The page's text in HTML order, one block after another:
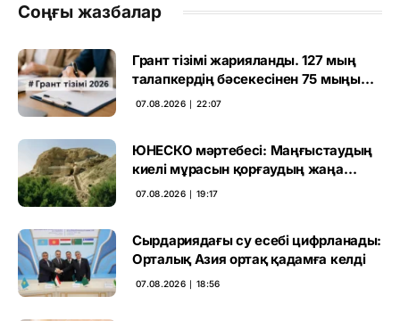
Соңғы жазбалар
Грант тізімі жарияланды. 127 мың
талапкердің бәсекесінен 75 мыңы
өтті
07.08.2026 ∣ 22:07
ЮНЕСКО мәртебесі: Маңғыстаудың
киелі мұрасын қорғаудың жаңа
кезеңі басталды
07.08.2026 ∣ 19:17
Сырдариядағы су есебі цифрланады:
Орталық Азия ортақ қадамға келді
07.08.2026 ∣ 18:56